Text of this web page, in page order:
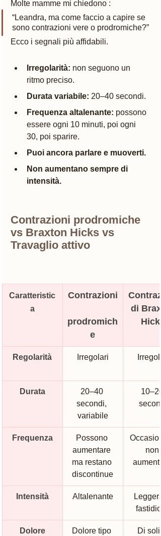
Molte mamme mi chiedono :
“Leandra, ma come faccio a capire se
sono contrazioni vere o prodromiche?”
Ecco i segnali più affidabili.
Irregolarità: non seguono un
ritmo preciso.
Durata variabile: 20–40 secondi.
Frequenza altalenante: possono
essere ogni 10 minuti, poi ogni
30, poi sparire.
Puoi ancora parlare e muoverti.
Non aumentano sempre di
intensità.
Contrazioni prodromiche
vs Braxton Hicks vs
Travaglio attivo
Caratteristic
a
Contrazioni
prodromich
e
di
Hicks
Regolarità Irregolari
Durata
20–40
secondi,
variabile
10–20
Frequenza
Possono
aumentare
ma restano
discontinue
non
Intensità Altalenante
Dolore
Dolore tipo
Di